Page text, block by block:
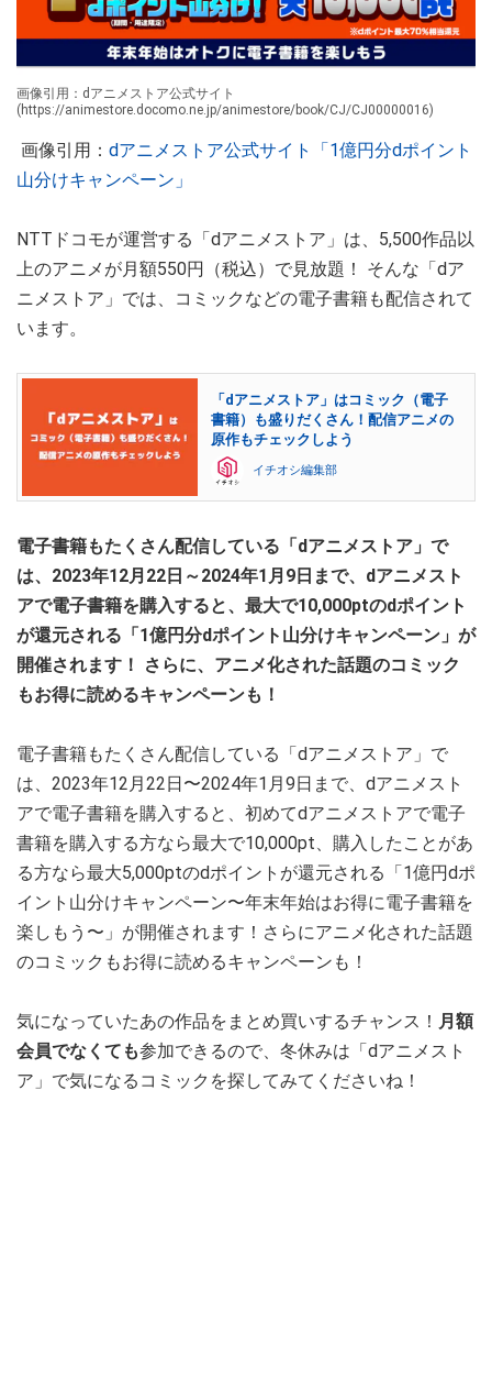
画像引用：dアニメストア公式サイト
(https://animestore.docomo.ne.jp/animestore/book/CJ/CJ00000016)
画像引用： dアニメストア公式サイト「1億円分dポイント
山分けキャンペーン」
NTTドコモが運営する「dアニメストア」は、5,500作品以
上のアニメが月額550円（税込）で見放題！ そんな「dア
ニメストア」では、コミックなどの電子書籍も配信されて
います。
「dアニメストア」はコミック（電子
書籍）も盛りだくさん！配信アニメの
原作もチェックしよう
イチオシ編集部
電子書籍もたくさん配信している「dアニメストア」で
は、2023年12月22日～2024年1月9日まで、dアニメスト
アで電子書籍を購入すると、最大で10,000ptのdポイント
が還元される「1億円分dポイント山分けキャンペーン」が
開催されます！ さらに、アニメ化された話題のコミック
もお得に読めるキャンペーンも！
電子書籍もたくさん配信している「dアニメストア」で
は、2023年12月22日〜2024年1月9日まで、dアニメスト
アで電子書籍を購入すると、初めてdアニメストアで電子
書籍を購入する方なら最大で10,000pt、購入したことがあ
る方なら最大5,000ptのdポイントが還元される「1億円dポ
イント山分けキャンペーン〜年末年始はお得に電子書籍を
楽しもう〜」が開催されます！さらにアニメ化された話題
のコミックもお得に読めるキャンペーンも！
気になっていたあの作品をまとめ買いするチャンス！ 月額
会員でなくても参加できるので、冬休みは「dアニメスト
ア」で気になるコミックを探してみてくださいね！